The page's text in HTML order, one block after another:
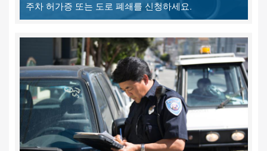
주차 허가증 또는 도로 폐쇄를 신청하세요.